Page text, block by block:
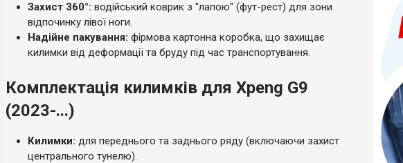
Захист 360°: водійський коврик з "лапою" (фут-рест) для зони
відпочинку лівої ноги.
Надійне пакування: фірмова картонна коробка, що захищає
килимки від деформації та бруду під час транспортування.
Комплектація килимків для Xpeng G9
(2023-...)
Килимки: для переднього та заднього ряду (включаючи захист
центрального тунелю).